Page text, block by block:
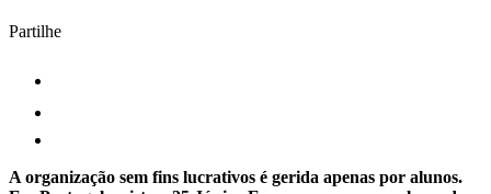
Partilhe
A organização sem fins lucrativos é gerida apenas por alunos.